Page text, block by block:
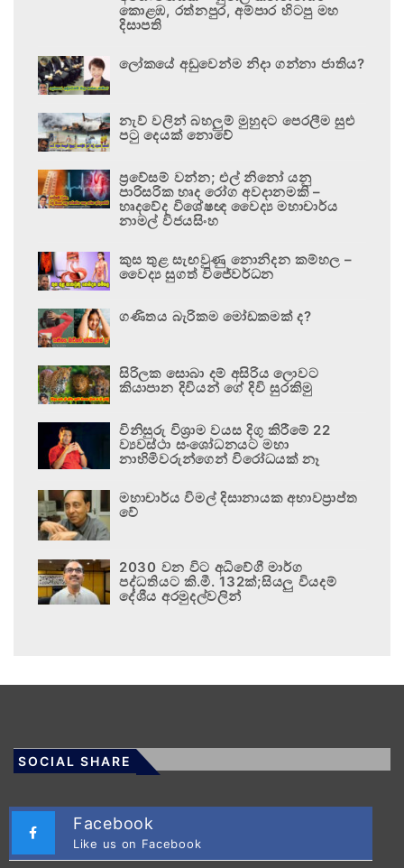
කොළඹ, රත්නපුර, අම්පාර හිටපු මහ
දිසාපති
ලෝකයේ අඩුවෙන්ම නිදා ගන්නා ජාතිය?
නැව් වලින් බහලුම් මුහුදට පෙරලීම සුළු
පටු දෙයක් නොවේ
ප්‍රවේසම් වන්න; එල් නිනෝ යනු
පාරිසරික හෘද රෝග අවදානමකි –
හෘදවේද විශේෂඥ වෛද්‍ය මහාචාර්ය
නාමල් විජයසිංහ
කුස තුළ සැඟවුණු නොනිදන කම්හල –
වෛද්‍ය සුගත් විජේවර්ධන
ගණිතය බැරිකම මෝඩකමක් ද?
සිරිලක සොබා දම් අසිරිය ලොවට
කියාපාන දිවියන් ගේ දිවි සුරකිමු
විනිසුරු විශ්‍රාම වයස දිගු කිරීමේ 22
ව්‍යවස්ථා සංශෝධනයට මහා
නාහිමිවරුන්ගෙන් විරෝධයක් නෑ
මහාචාර්ය විමල් දිසානායක අභාවප්‍රාප්ත
වේ
2030 වන විට අධිවේගී මාර්ග
පද්ධතියට කි.මී. 132ක්;සියලු වියදම්
දේශීය අරමුදල්වලින්
SOCIAL SHARE
Facebook
Like us on Facebook